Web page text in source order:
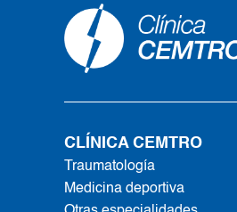
CLÍNICA CEMTRO
Traumatología
Medicina deportiva